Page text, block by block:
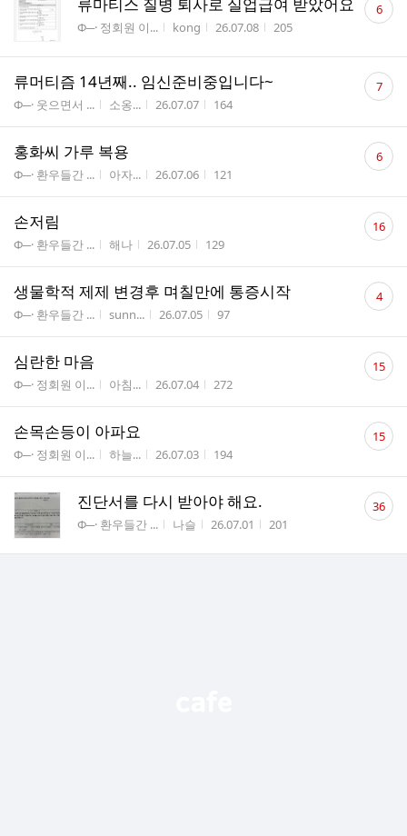
게시판명
Φ─· 정회원 이... 작성자
kong 작성시간
26.07.08 조회수
205
글 6
류머티즘 14년째.. 임신준비중입니다~
게시판명
Φ─· 웃으면서 ... 작성자
소옹... 작성시간
26.07.07 조회수
164
댓
글 7
홍화씨 가루 복용
게시판명
Φ─· 환우들간 ... 작성자
아자... 작성시간
26.07.06 조회수
121
댓
글 6
손저림
게시판명
Φ─· 환우들간 ... 작성자
해나 작성시간
26.07.05 조회수
129
댓
글16
생물학적 제제 변경후 며칠만에 통증시작
게시판명
Φ─· 환우들간 ... 작성자
sunn... 작성시간
26.07.05 조회수
97
댓
글 4
심란한 마음
게시판명
Φ─· 정회원 이... 작성자
아침... 작성시간
26.07.04 조회수
272
댓
글15
손목손등이 아파요
게시판명
Φ─· 정회원 이... 작성자
하늘... 작성시간
26.07.03 조회수
194
댓
글15
진단서를 다시 받아야 해요.
게시판명
Φ─· 환우들간 ... 작성자
나슬 작성시간
26.07.01 조회수
201
댓
글36